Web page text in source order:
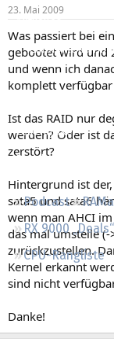
Aktuelles
Empfohlene
Neue Beiträge
Leserartikel
Regeln
Podcast
RX 9000 „Deals“
CPU-Rangliste
e
r
t
a
m
23. Mai 2009
Was passiert bei
gebootet wird und
und wenn ich
komplett verfügbar
Ist das RAID nur
werden? Oder ist
zerstört?
Hintergrund ist
sata5 und sata6
wenn man AHCI
das mal umstelle (-
zurückzustellen.
Kernel erkannt
sind nicht
Danke!